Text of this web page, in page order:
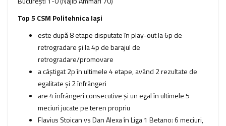
Top 5 CSM Politehnica Iași
este după 8 etape disputate în play-out la 6p de
retrogradare şi la 4p de barajul de
retrogradare/promovare
a câştigat 2p în ultimele 4 etape, având 2 rezultate de
egalitate şi 2 înfrângeri
are 4 înfrângeri consecutive şi un egal în ultimele 5
meciuri jucate pe teren propriu
Flavius Stoican vs Dan Alexa în Liga 1 Betano: 6 meciuri,